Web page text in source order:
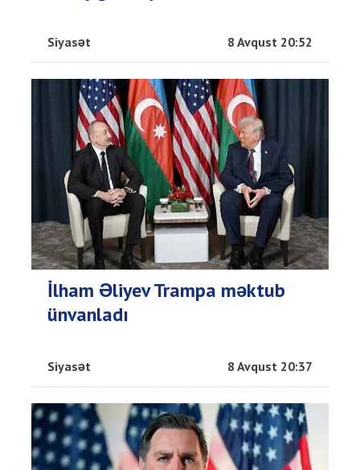
Siyasət 8 Avqust 20:52
İlham Əliyev Trampa məktub
ünvanladı
Siyasət 8 Avqust 20:37